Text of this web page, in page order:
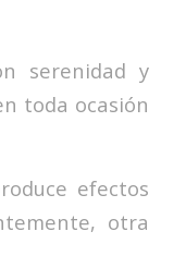
serenidad y
toda ocasión
efectos
otra